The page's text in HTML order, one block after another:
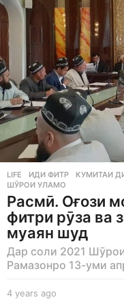
LIFE ИДИ ФИТР ,КУМИТАИ
ШӮРОИ УЛАМО
Расмӣ. Оғози
фитри рӯза ва
муаян шуд
Дар соли 2021
Рамазонро 13-уми
4 years ago